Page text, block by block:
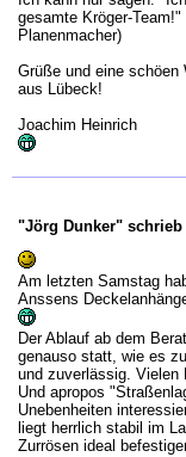
gesamte Kröger-
Planenmacher)
Grüße und eine schöen
aus Lübeck!
Joachim Heinrich
"Jörg Dunker" schrieb
Am letzten Samstag
Anssens
Der Ablauf ab dem
genauso statt, wie es
und zuverlässig. Vielen
Und apropos
Unebenheiten
liegt herrlich stabil im
Zurrösen ideal